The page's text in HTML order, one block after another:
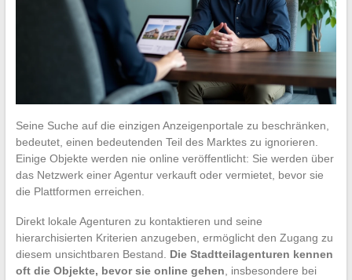
Seine Suche auf die einzigen Anzeigenportale zu beschränken,
bedeutet, einen bedeutenden Teil des Marktes zu ignorieren.
Einige Objekte werden nie online veröffentlicht: Sie werden über
das Netzwerk einer Agentur verkauft oder vermietet, bevor sie
die Plattformen erreichen.
Direkt lokale Agenturen zu kontaktieren und seine
hierarchisierten Kriterien anzugeben, ermöglicht den Zugang zu
diesem unsichtbaren Bestand. Die Stadtteilagenturen kennen
oft die Objekte, bevor sie online gehen, insbesondere bei